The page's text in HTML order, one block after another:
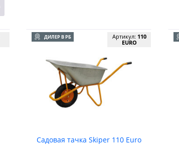
ДИЛЕР В РБ
Садовая тачка Skiper 110 Euro
Артикул: 110
EURO